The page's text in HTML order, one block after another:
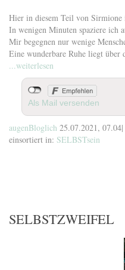
Hier in diesem Teil von Sirmione
In wenigen Minuten spaziere ich
Mir begegnen nur wenige
Eine wunderbare Ruhe liegt über
...weiterlesen
Als Mail versenden
augenBloglich 25.07.2021, 07.04|
einsortiert in: SELBSTsein
SELBSTZWEIFEL